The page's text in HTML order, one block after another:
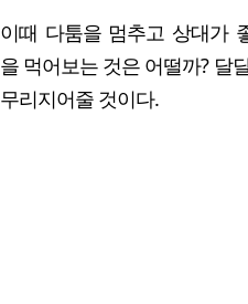
이때 다툼을 멈추고 상대가
을 먹어보는 것은 어떨까? 달
무리지어줄 것이다.